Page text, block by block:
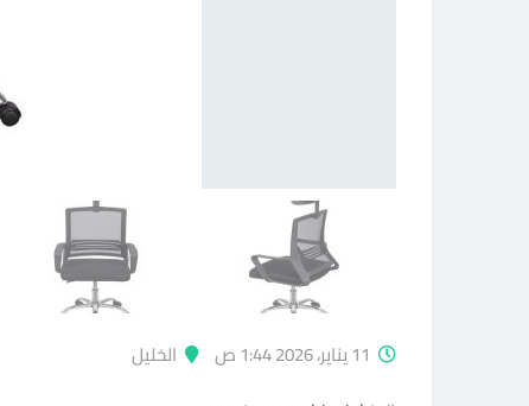
11 يناير، 2026 1:44 ص الخليل